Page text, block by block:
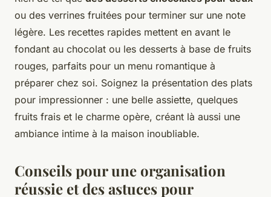
ou des verrines fruitées pour terminer sur une note
légère. Les recettes rapides mettent en avant le
fondant au chocolat ou les desserts à base de fruits
rouges, parfaits pour un menu romantique à
préparer chez soi. Soignez la présentation des plats
pour impressionner : une belle assiette, quelques
fruits frais et le charme opère, créant là aussi une
ambiance intime à la maison inoubliable.
Conseils pour une organisation
réussie et des astuces pour